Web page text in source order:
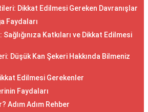
Dikkat Edilmesi Gereken Davranışlar
Faydaları
Sağlığınıza Katkıları ve Dikkat Edilmesi
Düşük Kan Şekeri Hakkında Bilmeniz
Edilmesi Gerekenler
Faydaları
Adım Adım Rehber